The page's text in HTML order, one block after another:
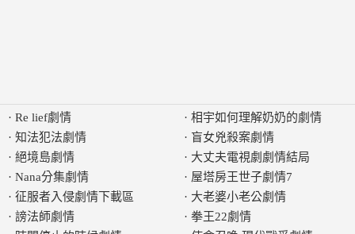
· Re lief劇情
· 知法犯法劇情
· 絕境島劇情
· Nana分集劇情
· 征服者入侵劇情下載區
· 謗法師劇情
· 相宇如何理解奶奶的劇情
· 盲女兇殺案劇情
· 大丈夫電視劇劇情結局
· 屋塔房王世子劇情7
· 大老婆小老公劇情
· 拳王22劇情